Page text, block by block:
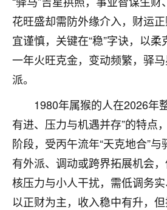
花旺盛却需防外缘介入，财运
宜谨慎，关键在“稳”字诀，以
一年火旺克金，变动频繁，驿
派。
1980年属猴的人在2026年
有进、压力与机遇并存”的特点
阶段，受丙午流年“天克地合”
有外派、调动或跨界拓展机会
核压力与小人干扰，需低调务
以正财为主，收入稳中有升，
老师做不做超度法事？我想
刚去世了。
七零老顽童：我母亲前年
做梦梦见她，后来也是朋
超度，现在看来，人不信
2天前 来自云南
优秀的张同学
老师收徒吗？？我对这些很
2天前 来自山西